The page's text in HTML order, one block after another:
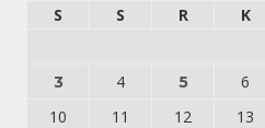
S
S R K
3 4 5 6
10
11 12 13